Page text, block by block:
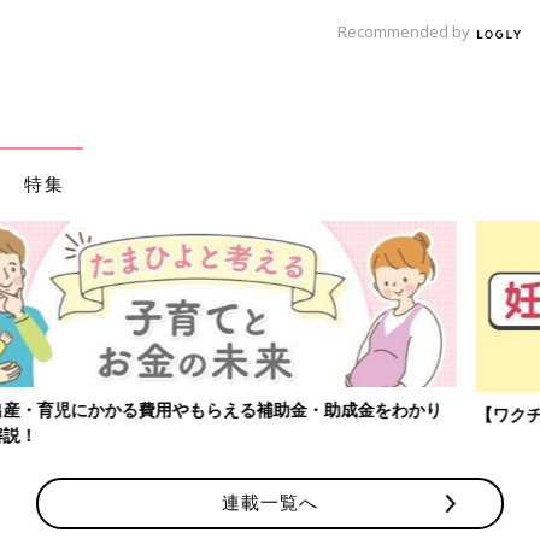
Recommended by
特集
【ワクチン接種できるものも】妊婦の感染症対策、知っておいて！
連載一覧へ